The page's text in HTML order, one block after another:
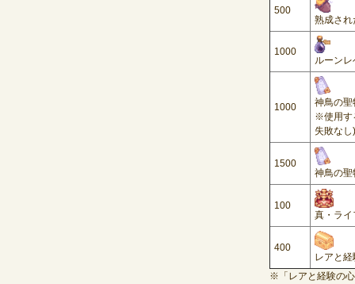
500
熟成され
1000
ルーン
1000
神鳥の
※使用す
失敗なし)
1500
神鳥の
100
真・ラ
400
レアと
※「レアと経験の